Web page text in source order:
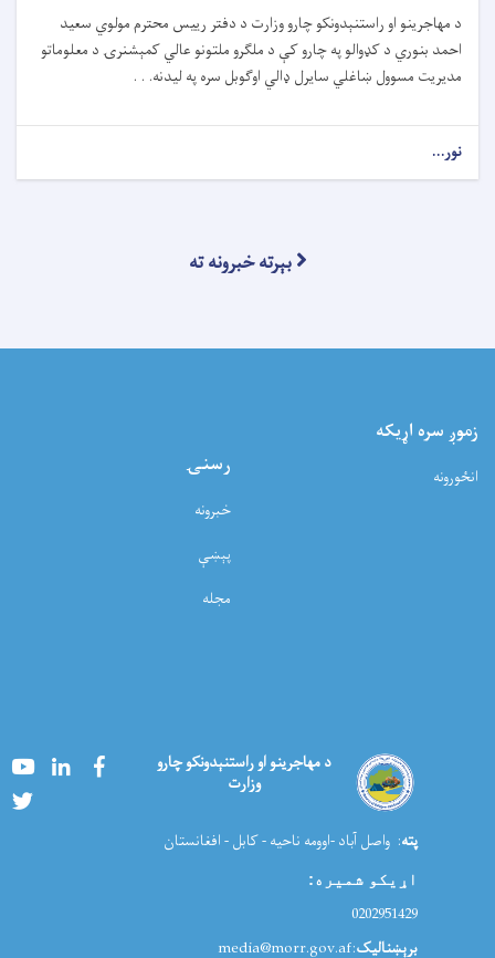
د مهاجرینو او راستنېدونکو چارو وزارت د دفتر رییس محترم مولوي سعید
احمد بنوري د کډوالو په چارو کې د ملګرو ملتونو عالي کمېشنرۍ د معلوماتو
مدیریت مسوول ښاغلي سایرل ډالي اوګوبل سره په لیدنه. . .
نور...
بېرته خبرونه ته
زموږ سره اړيکه
انځورونه رسنۍ
خبرونه
پېښې
مجله
د مهاجرینو او راستنېدونکو چارو
وزارت
YoutubeLinkedInFacebook
پته: واصل آباد -اوومه ناحیه - کابل - افغانستان
اړیکو شمیره:
0202951429
برېښنالیک:media@morr.gov.af